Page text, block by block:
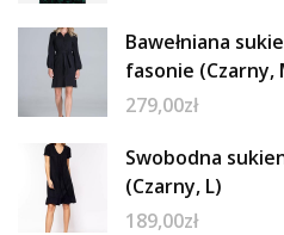
Bawełniana
fasonie (Czarny,
279,00zł
Swobodna
(Czarny, L)
189,00zł